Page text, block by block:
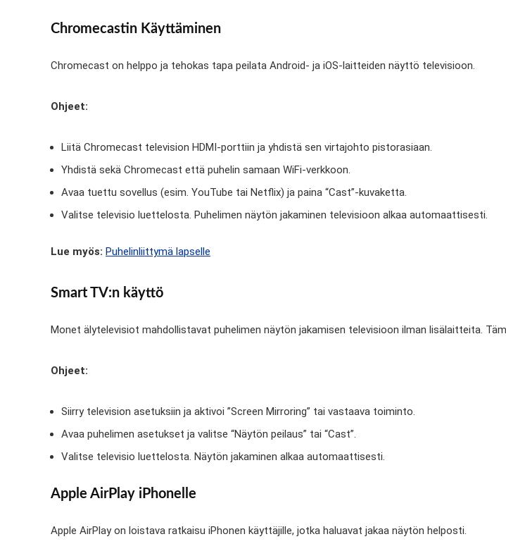
Chromecastin Käyttäminen
Chromecast on helppo ja tehokas tapa peilata Android- ja iOS-laitteiden näyttö televisioon.
Ohjeet:
Liitä Chromecast television HDMI-porttiin ja yhdistä sen virtajohto pistorasiaan.
Yhdistä sekä Chromecast että puhelin samaan WiFi-verkkoon.
Avaa tuettu sovellus (esim. YouTube tai Netflix) ja paina “Cast”-kuvaketta.
Valitse televisio luettelosta. Puhelimen näytön jakaminen televisioon alkaa automaattisesti.
Lue myös: Puhelinliittymä lapselle
Smart TV:n käyttö
Monet älytelevisiot mahdollistavat puhelimen näytön jakamisen televisioon ilman lisälaitteita.
Ohjeet:
Siirry television asetuksiin ja aktivoi ”Screen Mirroring” tai vastaava toiminto.
Avaa puhelimen asetukset ja valitse “Näytön peilaus” tai “Cast”.
Valitse televisio luettelosta. Näytön jakaminen alkaa automaattisesti.
Apple AirPlay iPhonelle
Apple AirPlay on loistava ratkaisu iPhonen käyttäjille, jotka haluavat jakaa näytön helposti.